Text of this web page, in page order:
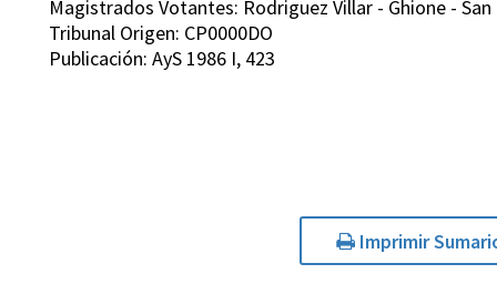
Magistrados Votantes: Rodriguez Villar - Ghione -
Tribunal Origen: CP0000DO
Publicación: AyS 1986 I, 423
Imprimir